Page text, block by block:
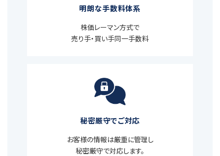
明朗な手数料体系
株価レーマン方式で
売り手・買い手同一手数料
秘密厳守でご対応
お客様の情報は厳重に管理し
秘密厳守で対応します。